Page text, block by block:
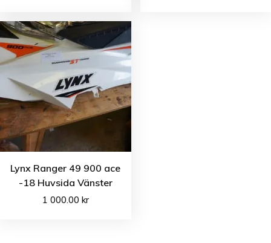
Lynx Ranger 49 900 ace
-18 Huvsida Vänster
1 000.00 kr